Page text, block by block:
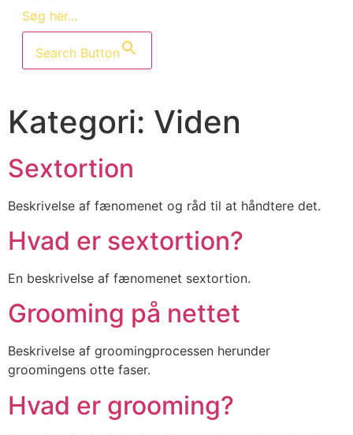
Search Button
Kategori: Viden
Sextortion
Beskrivelse af fænomenet og råd til at håndtere det.
Hvad er sextortion?
En beskrivelse af fænomenet sextortion.
Grooming på nettet
Beskrivelse af groomingprocessen herunder
groomingens otte faser.
Hvad er grooming?